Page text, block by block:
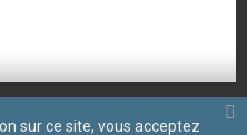
sur ce site, vous acceptez